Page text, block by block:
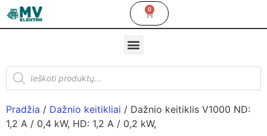
0
Pradžia / Dažnio keitikliai / Dažnio keitiklis V1000 ND:
1,2 A / 0,4 kW, HD: 1,2 A / 0,2 kW,